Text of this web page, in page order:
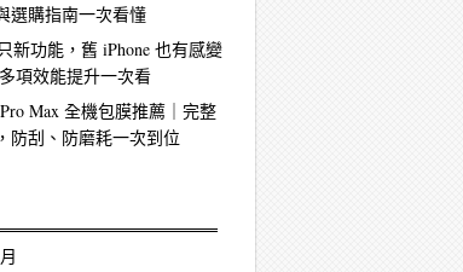
選購指南一次看懂
新功能，舊 iPhone 也有感變
項效能提升一次看
Max 全機包膜推薦｜完整
防刮、防磨耗一次到位